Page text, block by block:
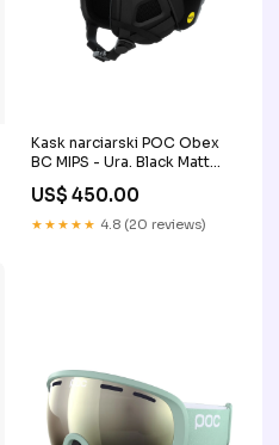
Kask narciarski POC Obex
BC MIPS - Ura. Black Matt
bike
US$ 450.00
★★★★★ 4.8 (20 reviews)